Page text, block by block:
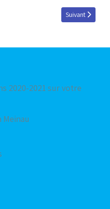
invité de l'émission du 19 janvier
Article suivant :
Suivant
2020-2021 sur votre